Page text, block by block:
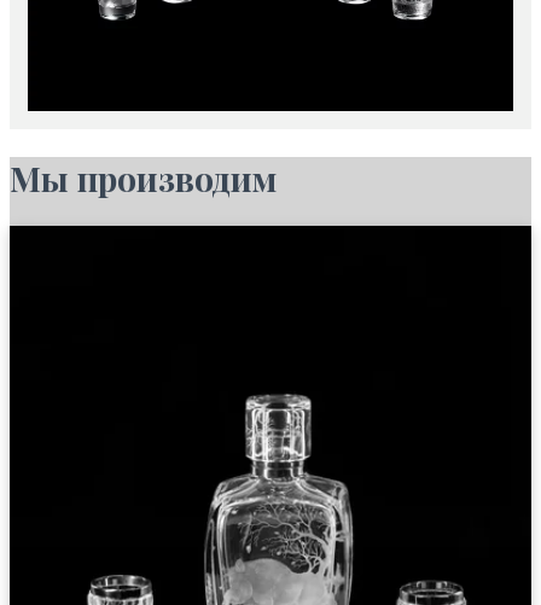
Мы производим